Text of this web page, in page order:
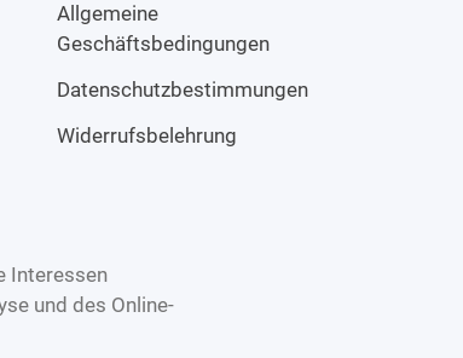
Allgemeine
Geschäftsbedingungen
Datenschutzbestimmungen
Widerrufsbelehrung
Interessen
und des Online-